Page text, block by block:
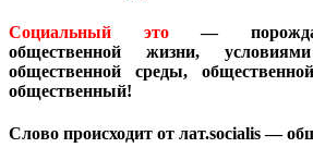
Социальный это—
общественной жизни,
общественной среды,
общественный!
Слово происходит от лат.socialis —